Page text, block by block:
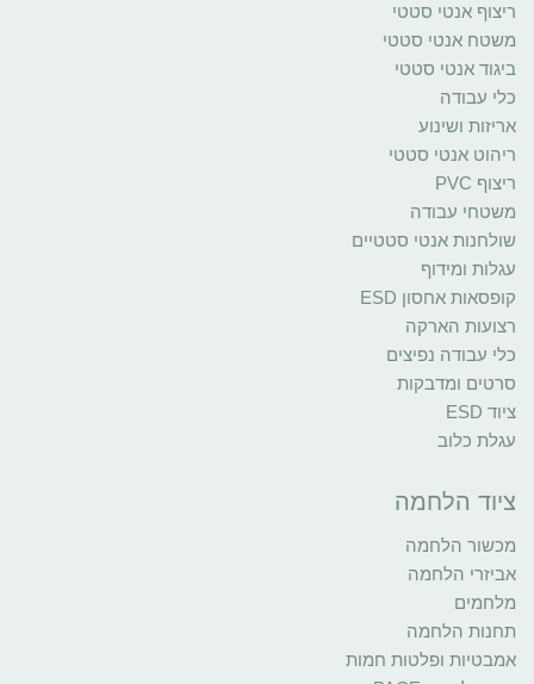
ריצוף אנטי סטטי
משטח אנטי סטטי
ביגוד אנטי סטטי
כלי עבודה
אריזות ושינוע
ריהוט אנטי סטטי
ריצוף PVC
משטחי עבודה
שולחנות אנטי סטטיים
עגלות ומידוף
קופסאות אחסון ESD
רצועות הארקה
כלי עבודה נפיצים
סרטים ומדבקות
ציוד ESD
עגלת כלוב
ציוד הלחמה
מכשור הלחמה
אביזרי הלחמה
מלחמים
תחנות הלחמה
אמבטיות ופלטות חמות